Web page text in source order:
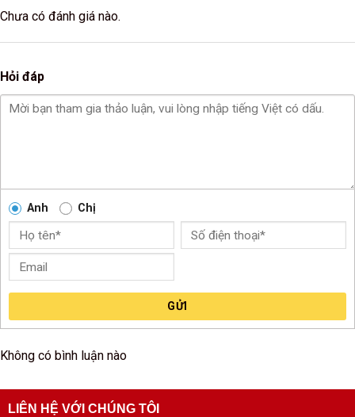
Chưa có đánh giá nào.
Hỏi đáp
Anh Chị
GỬI
Không có bình luận nào
LIÊN HỆ VỚI CHÚNG TÔI